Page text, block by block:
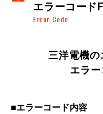
エラーコード
Error Code
三洋電機
エラ
■エラーコード内容